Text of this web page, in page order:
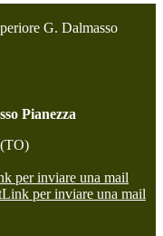
G. Dalmasso
Pianezza
per inviare una mail
Link per inviare una mail